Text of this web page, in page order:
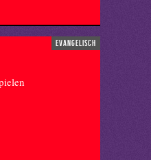
evangelisch